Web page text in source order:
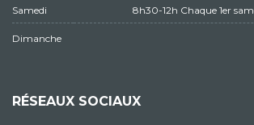
Samedi 8h30-12h Chaque 1er
Dimanche
RÉSEAUX SOCIAUX